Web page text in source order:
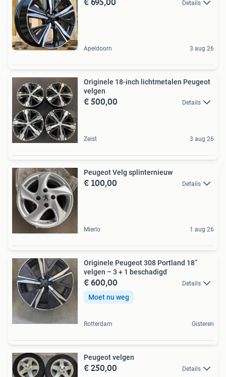
Details
Apeldoorn 3 aug 26
Originele 18-inch lichtmetalen Peugeot
velgen
€ 500,00 Details
Zeist 3 aug 26
Peugeot Velg splinternieuw
€ 100,00 Details
Mierlo 1 aug 26
Originele Peugeot 308 Portland 18”
velgen – 3 + 1 beschadigd
€ 600,00 Details
Moet nu weg
Rotterdam Gisteren
Peugeot velgen
€ 250,00 Details